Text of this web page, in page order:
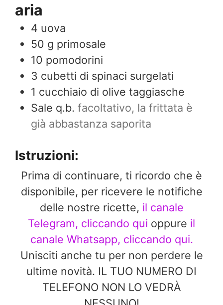
aria
4 uova
50 g primosale
10 pomodorini
3 cubetti di spinaci surgelati
1 cucchiaio di olive taggiasche
Sale q.b. facoltativo, la frittata è
già abbastanza saporita
Istruzioni:
Prima di continuare, ti ricordo che è
disponibile, per ricevere le notifiche
delle nostre ricette, il canale
Telegram, cliccando qui oppure il
canale Whatsapp, cliccando qui.
Unisciti anche tu per non perdere le
ultime novità. IL TUO NUMERO DI
TELEFONO NON LO VEDRÀ